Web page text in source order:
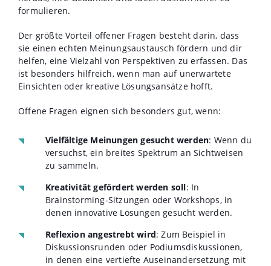
formulieren.
Der größte Vorteil offener Fragen besteht darin, dass
sie einen echten Meinungsaustausch fördern und dir
helfen, eine Vielzahl von Perspektiven zu erfassen. Das
ist besonders hilfreich, wenn man auf unerwartete
Einsichten oder kreative Lösungsansätze hofft.
Offene Fragen eignen sich besonders gut, wenn:
Vielfältige Meinungen gesucht werden: Wenn du
versuchst, ein breites Spektrum an Sichtweisen
zu sammeln.
Kreativität gefördert werden soll: In
Brainstorming-Sitzungen oder Workshops, in
denen innovative Lösungen gesucht werden.
Reflexion angestrebt wird: Zum Beispiel in
Diskussionsrunden oder Podiumsdiskussionen,
in denen eine vertiefte Auseinandersetzung mit